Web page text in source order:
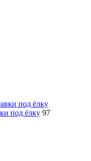
под ёлку 97